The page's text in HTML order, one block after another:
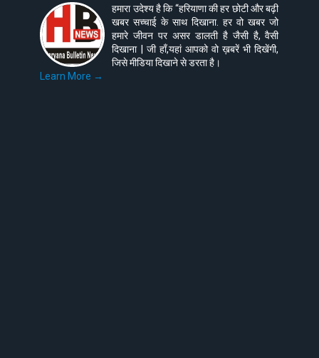
हमारा उदेश्य है कि “हरियाणा की हर छोटी और बढ़ी
खबर सच्चाई के साथ दिखाना. हर वो खबर जो
हमारे जीवन पर असर डालती है जैसी है, वैसी
दिखाना | जी हाँ,यहां आपको वो ख़बरें भी दिखेंगी,
जिसे मीडिया दिखाने से डरता है।
Learn More →